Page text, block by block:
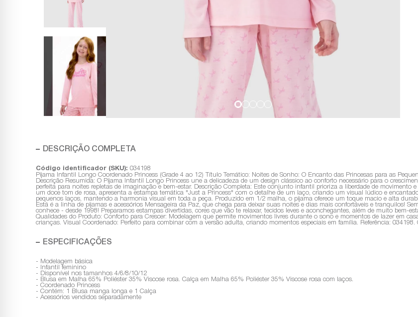
DESCRIÇÃO COMPLETA
Código identificador (SKU): 034198
Pijama Infantil Longo Coordenado Princess (Grade 4 ao 12) Título Temático: Noites de Sonho: O Encanto das Princesas para as
Descrição Resumida: O Pijama Infantil Longo Princess une a delicadeza de um design clássico ao conforto necessário para o
perfeita para noites repletas de imaginação e bem-estar. Descrição Completa: Este conjunto infantil prioriza a liberdade de movimento
um doce tom de rosa, apresenta a estampa temática "Just a Princess" com o detalhe de um laço, criando um visual lúdico e
pequenos laços, mantendo a harmonia visual em toda a peça. Produzido em 1/2 malha, o pijama oferece um toque macio e alta
Está é a linha de pijamas e acessórios Mensageira da Paz, que chega para deixar suas noites e dias mais confortáveis e tranquilos!
conhece - desde 1998! Preparamos estampas divertidas, cores que vão te relaxar, tecidos leves e aconchegantes, além de muito bem-
Qualidades do Produto: Conforto para Crescer: Modelagem que permite movimentos livres durante o sono e momentos de lazer em
crianças. Visual Coordenado: Perfeito para combinar com a versão adulta, criando momentos especiais em família. Referência: 034198.
ESPECIFICAÇÕES
- Modelagem básica
- Infantil feminino
- Disponível nos tamanhos 4/6/8/10/12
- Blusa em Malha 65% Poliéster 35% Viscose rosa. Calça em Malha 65% Poliéster 35% Viscose rosa com laços.
- Coordenado Princess
- Contém: 1 Blusa manga longa e 1 Calça
- Acessórios vendidos separadamente